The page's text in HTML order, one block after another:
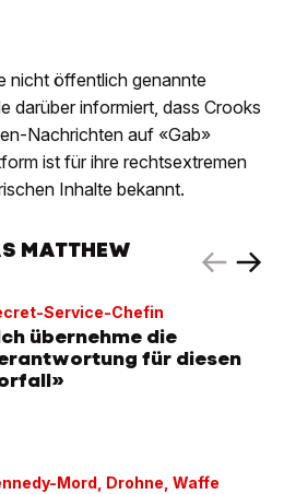
nicht öffentlich genannte
darüber informiert, dass Crooks
Nachrichten auf «Gab»
ist für ihre rechtsextremen
Inhalte bekannt.
MATTHEW
Service-Chefin
übernehme die
für diesen
Mord, Drohne, Waffe